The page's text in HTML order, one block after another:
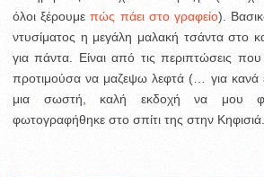
όλοι ξέρουμεπώς πάει στο γραφείο).
ντυσίματος η μεγάλη μαλακή τσάντα στο
για πάντα. Είναι από τις περιπτώσεις
προτιμούσα να μαζεψω λεφτά (… για κανά
μια σωστή, καλή εκδοχή να μου
φωτογραφήθηκε στο σπίτι της στην Κηφισιά.